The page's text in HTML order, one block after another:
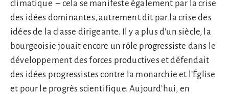
climatique – cela se manifeste également par la crise
des idées dominantes, autrement dit par la crise des
idées de la classe dirigeante. Il y a plus d’un siècle, la
bourgeoisie jouait encore un rôle progressiste dans le
développement des forces productives et défendait
des idées progressistes contre la monarchie et l’Église
et pour le progrès scientifique. Aujourd’hui, en